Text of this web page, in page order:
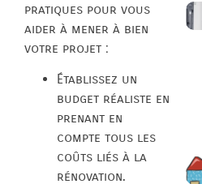
pratiques pour vous
aider à mener à bien
votre projet :
Établissez un
budget réaliste en
prenant en
compte tous les
coûts liés à la
rénovation.